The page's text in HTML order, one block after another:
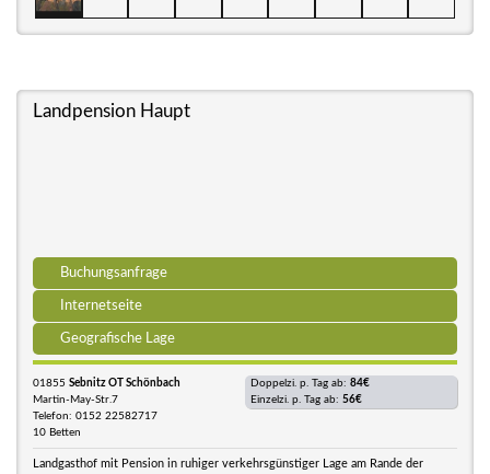
Landpension Haupt
Buchungsanfrage
Internetseite
Geografische Lage
01855 Sebnitz OT Schönbach
Martin-May-Str.7
Telefon: 0152 22582717
10 Betten
Doppelzi. p. Tag ab: 84€
Einzelzi. p. Tag ab: 56€
Landgasthof mit Pension in ruhiger verkehrsgünstiger Lage am Rande der